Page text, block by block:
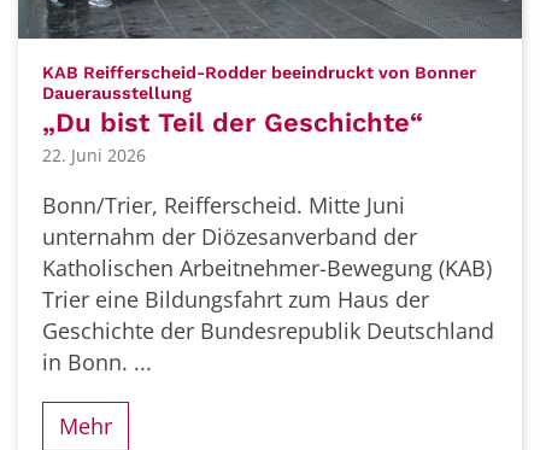
KAB Reifferscheid-Rodder beeindruckt von Bonner
Dauerausstellung:
„Du bist Teil der Geschichte“
22. Juni 2026
Bonn/Trier, Reifferscheid. Mitte Juni
unternahm der Diözesanverband der
Katholischen Arbeitnehmer-Bewegung (KAB)
Trier eine Bildungsfahrt zum Haus der
Geschichte der Bundesrepublik Deutschland
in Bonn. ...
Mehr